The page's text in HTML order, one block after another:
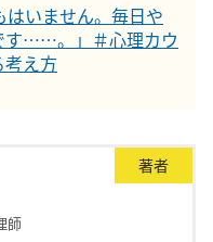
いません。毎日や
す……。」＃心理カウ
考え方
著者
師